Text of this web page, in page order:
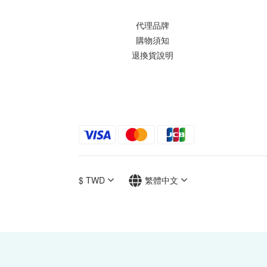
代理品牌
購物須知
退換貨說明
$ TWD 繁體中文